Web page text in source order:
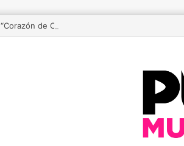
“Corazón de Chile”: Ñuñoa prepara una gran